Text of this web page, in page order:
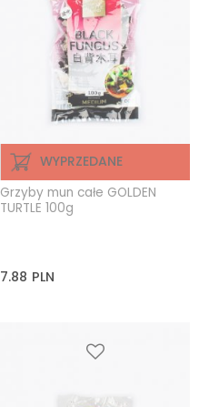
WYPRZEDANE
Grzyby mun całe GOLDEN
TURTLE 100g
7.88 PLN